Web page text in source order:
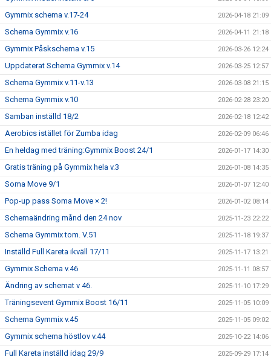
Gymmix schema v.17-24 2026-04-18 21:09
Schema Gymmix v.16 2026-04-11 21:18
Gymmix Påskschema v.15 2026-03-26 12:24
Uppdaterat Schema Gymmix v.14 2026-03-25 12:57
Schema Gymmix v.11-v.13 2026-03-08 21:15
Schema Gymmix v.10 2026-02-28 23:20
Samban inställd 18/2 2026-02-18 12:42
Aerobics istället för Zumba idag 2026-02-09 06:46
En heldag med träning:Gymmix Boost 24/1 2026-01-17 14:30
Gratis träning på Gymmix hela v.3 2026-01-08 14:35
Soma Move 9/1 2026-01-07 12:40
Pop-up pass Soma Move × 2! 2026-01-02 08:14
Schemaändring månd den 24 nov 2025-11-23 22:22
Schema Gymmix tom. V.51 2025-11-18 19:37
Inställd Full Kareta ikväll 17/11 2025-11-17 13:21
Gymmix Schema v.46 2025-11-11 08:57
Ändring av schemat v 46. 2025-11-10 17:29
Träningsevent Gymmix Boost 16/11 2025-11-05 10:09
Schema Gymmix v.45 2025-11-05 09:02
Gymmix schema höstlov v.44 2025-10-22 14:06
Full Kareta inställd idag 29/9 2025-09-29 17:14